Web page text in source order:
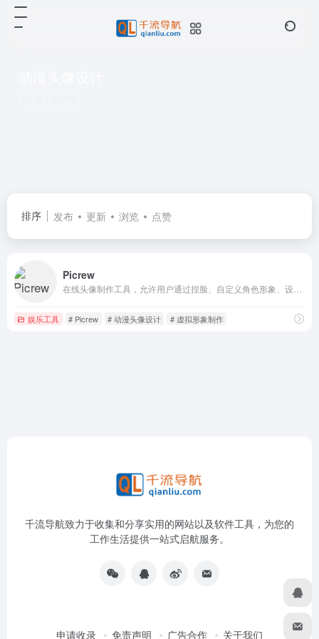
排序 发布 更新 浏览 点赞
Picrew
娱乐工具 # Picrew # 动漫头像设计 # 虚拟形象制作
千流导航致力于收集和分享实用的网站以及软件工具，为您的
工作生活提供一站式启航服务。
申请收录 免责声明 广告合作 关于我们